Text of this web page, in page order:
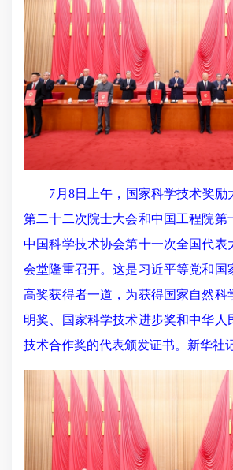
7月8日上午，国家科学技术奖励
第二十二次院士大会和中国工程院第
中国科学技术协会第十一次全国代表
会堂隆重召开。这是习近平等党和国
高奖获得者一道，为获得国家自然科
明奖、国家科学技术进步奖和中华人
技术合作奖的代表颁发证书。新华社